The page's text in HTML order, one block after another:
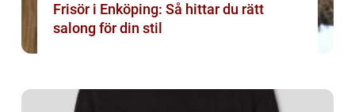
Frisör i Enköping: Så hittar du rätt
salong för din stil